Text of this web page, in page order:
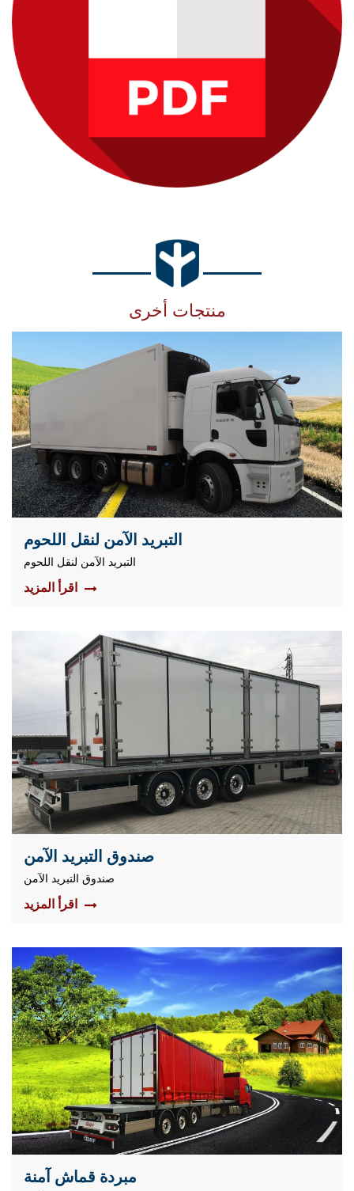
منتجات أخرى
التبريد الآمن لنقل اللحوم
التبريد الآمن لنقل اللحوم
صندوق التبريد الآمن
صندوق التبريد الآمن
مبردة قماش آمنة